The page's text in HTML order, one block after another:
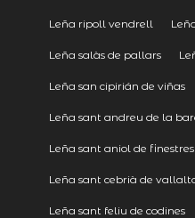
Leña ripoll vendrell
Leña salàs de pallars
Leña san cipirián de viñas
Leña sant andreu de la
Leña sant aniol de finestres
Leña sant cebrià de
Leña sant feliu de codines